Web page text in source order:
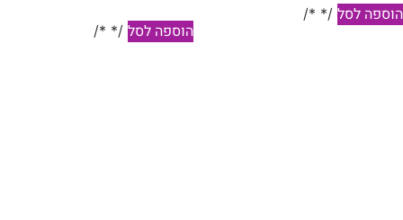
לסל /* */
הוספה לסל /* */